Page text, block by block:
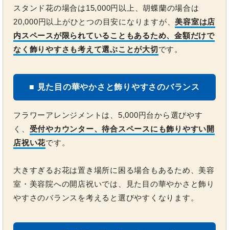
スタンド花の場合は15,000円以上、胡蝶蘭の場合は
20,000円以上がひとつの目安になりますが、美容室は店
内スペースが限られていることもあるため、金額だけで
なく飾りやすさも考えて選ぶことが大切です。
■ 見た目の華やかさと飾りやすさのバランス
フラワーアレンジメントは、5,000円台から選びやす
く、 受付やカウンター、待合スペースにも飾りやすい開
店祝い花です。
大きすぎるお花は置き場所に困る場合もあるため、美容
室・美容院への開店祝いでは、見た目の華やかさと飾り
やすさのバランスを考えると選びやすくなります。